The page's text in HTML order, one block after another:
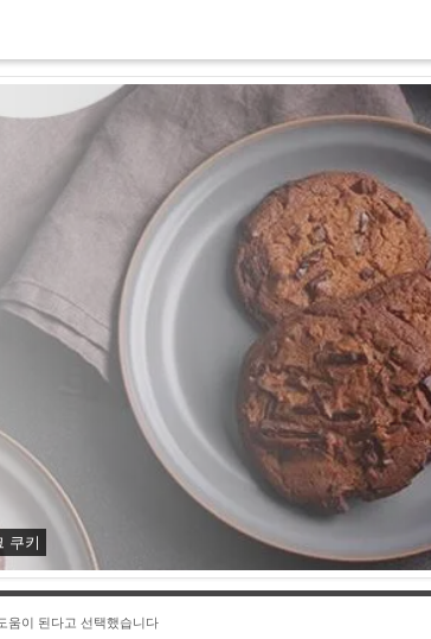
쿠키
움이 된다고 선택했습니다